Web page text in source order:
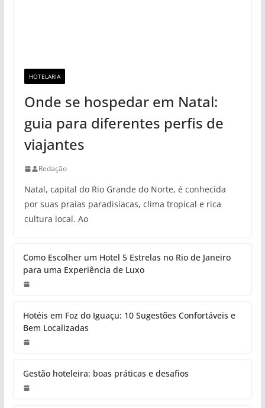
HOTELARIA
Onde se hospedar em Natal:
guia para diferentes perfis de
viajantes
Redação
Natal, capital do Rio Grande do Norte, é conhecida
por suas praias paradisíacas, clima tropical e rica
cultura local. Ao
Como Escolher um Hotel 5 Estrelas no Rio de Janeiro
para uma Experiência de Luxo
Hotéis em Foz do Iguaçu: 10 Sugestões Confortáveis e
Bem Localizadas
Gestão hoteleira: boas práticas e desafios